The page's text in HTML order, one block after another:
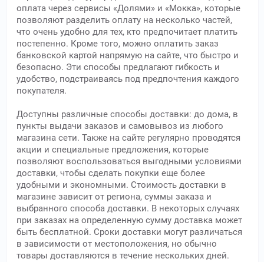
оплата через сервисы «Долями» и «Мокка», которые
позволяют разделить оплату на несколько частей,
что очень удобно для тех, кто предпочитает платить
постепенно. Кроме того, можно оплатить заказ
банковской картой напрямую на сайте, что быстро и
безопасно. Эти способы предлагают гибкость и
удобство, подстраиваясь под предпочтения каждого
покупателя.
Доступны различные способы доставки: до дома, в
пункты выдачи заказов и самовывоз из любого
магазина сети. Также на сайте регулярно проводятся
акции и специальные предложения, которые
позволяют воспользоваться выгодными условиями
доставки, чтобы сделать покупки еще более
удобными и экономными. Стоимость доставки в
магазине зависит от региона, суммы заказа и
выбранного способа доставки. В некоторых случаях
при заказах на определенную сумму доставка может
быть бесплатной. Сроки доставки могут различаться
в зависимости от местоположения, но обычно
товары доставляются в течение нескольких дней.